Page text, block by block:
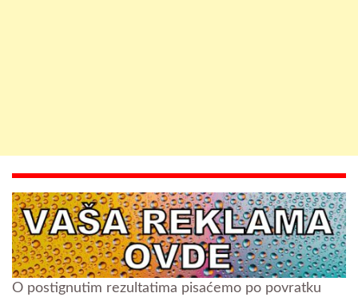
O postignutim rezultatima pisaćemo po povratku